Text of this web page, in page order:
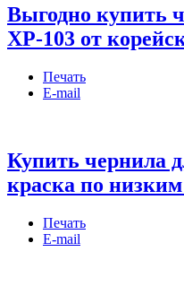
Выгодно купить
XP-103 от
Печать
E-mail
Купить чернила
краска по
Печать
E-mail